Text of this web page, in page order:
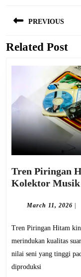
navigation
PREVIOUS
Previous
Related Post
Tren Piringan
Kolektor Musik
March 11, 2026 |
Tren Piringan Hitam kini kembali meroket karena banyak orang yang
merindukan kualitas
nilai seni yang tinggi
diproduksi